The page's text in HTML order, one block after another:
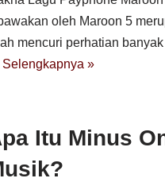
oleh Maroon 5
mencuri perhatian
Selengkapnya »
Itu Minus